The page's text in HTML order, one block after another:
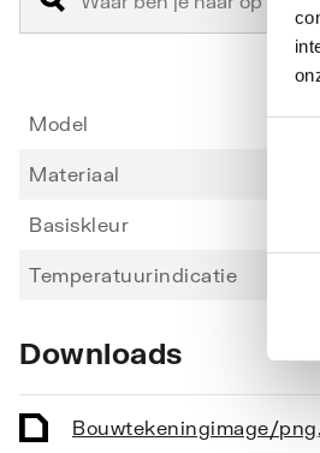
Model
Materiaal
Basiskleur
Temperatuurindicatie
Downloads
Bouwtekeningimage/png,